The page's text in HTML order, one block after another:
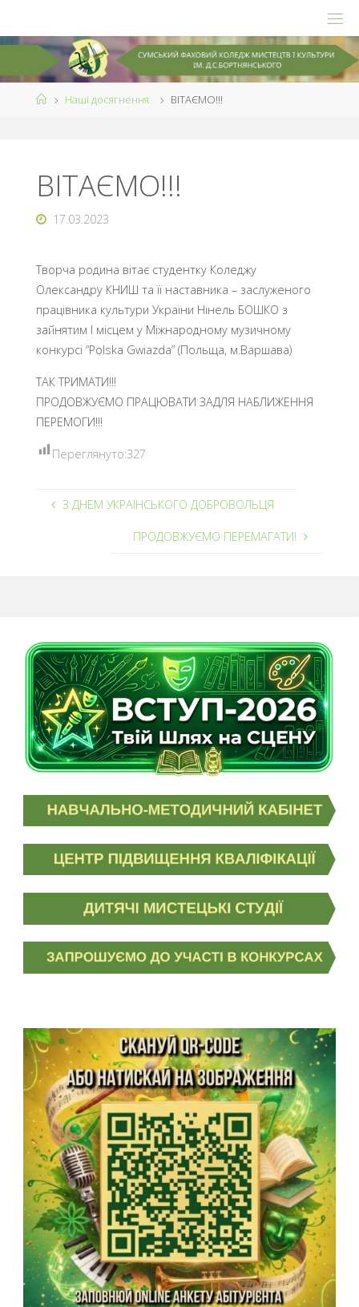
content
HomeНаші досягнення ВІТАЄМО!!!
ВІТАЄМО!!!
17.03.2023
Творча родина вітає студентку Коледжу
Олександру КНИШ та її наставника – заслуженого
працівника культури України Нінель БОШКО з
зайнятим І місцем у Міжнародному музичному
конкурсі “Polska Gwiazda” (Польща, м.Варшава)
ТАК ТРИМАТИ!!!
ПРОДОВЖУЄМО ПРАЦЮВАТИ ЗАДЛЯ НАБЛИЖЕННЯ
ПЕРЕМОГИ!!!
Переглянуто:327
З ДНЕМ УКРАЇНСЬКОГО ДОБРОВОЛЬЦЯ
ПРОДОВЖУЄМО ПЕРЕМАГАТИ!